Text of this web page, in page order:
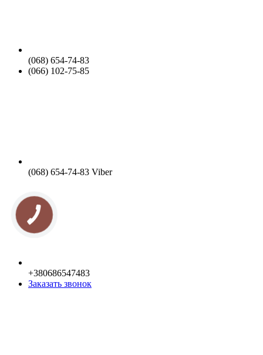
(068) 654-74-83
(066) 102-75-85
(068) 654-74-83 Viber
+380686547483
Заказать звонок